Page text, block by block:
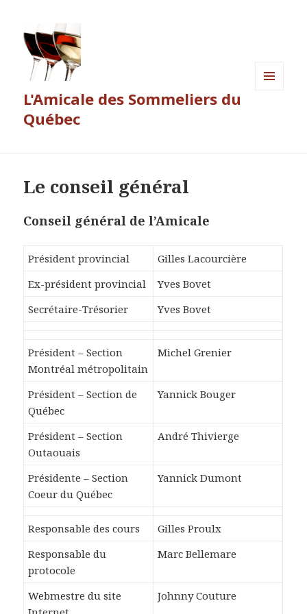
L'Amicale des Sommeliers du
Québec
Le conseil général
Conseil général de l’Amicale
Président provincial
Gilles Lacourcière
Ex-président provincial
Yves Bovet
Secrétaire-Trésorier
Yves Bovet
Président – Section
Montréal métropolitain
Michel Grenier
Président – Section de
Québec
Yannick Bouger
Président – Section
Outaouais
André Thivierge
Présidente – Section
Coeur du Québec
Yannick Dumont
Responsable des cours
Gilles Proulx
Responsable du
protocole
Marc Bellemare
Webmestre du site
Johnny Couture